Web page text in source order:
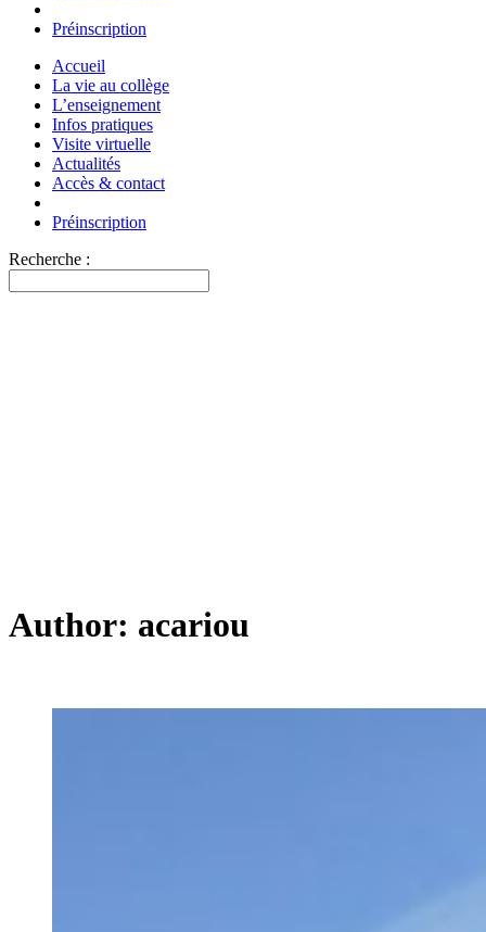
Préinscription
Accueil
La vie au collège
L’enseignement
Infos pratiques
Visite virtuelle
Actualités
Accès & contact
Préinscription
Recherche :
Author: acariou